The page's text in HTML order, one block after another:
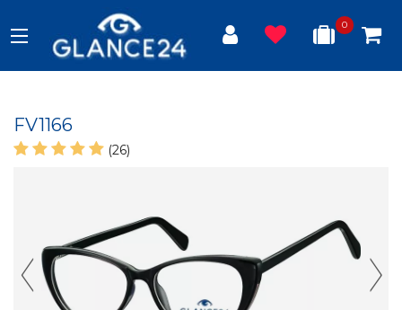
0
FV1166
(26)
Previous Slide